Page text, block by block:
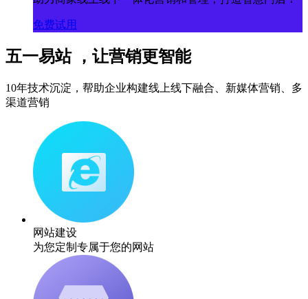
免费试用
五一易站 ，让营销更智能
10年技术沉淀，帮助企业构建线上线下融合、新媒体营销、多
渠道营销
网站建设
为您定制专属于您的网站